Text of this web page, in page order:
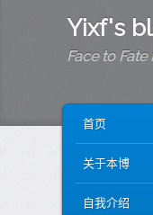
Yixf's
Face to Fate
SKIP TO
SKIP TO
首页
关于本博
自我介绍